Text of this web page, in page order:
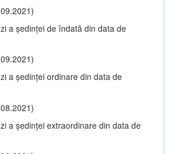
a şedinţei de îndată din data de
a şedinţei ordinare din data de
a şedinţei extraordinare din data de